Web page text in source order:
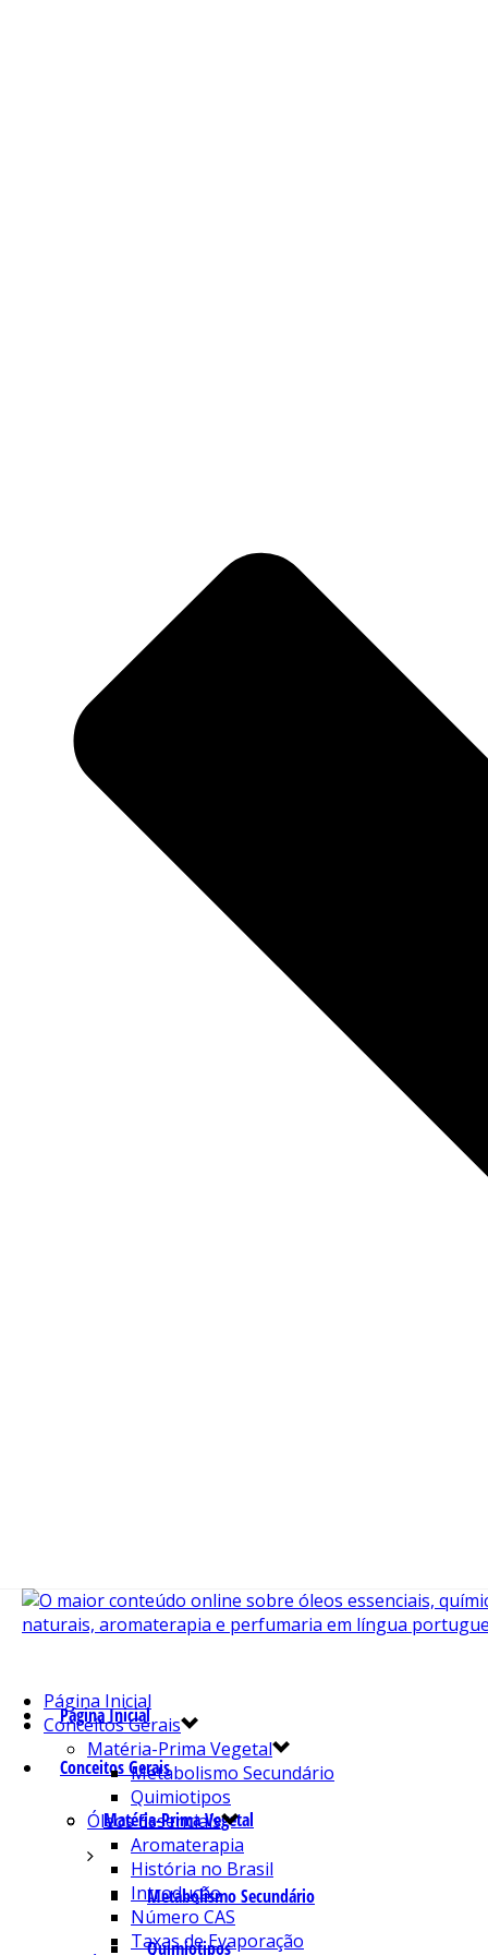
Página Inicial
Conceitos Gerais
Matéria-Prima Vegetal
Metabolismo Secundário
Quimiotipos
Página Inicial
Conceitos Gerais
Matéria-Prima Vegetal
Metabolismo Secundário
Quimiotipos
Óleos Essenciais
Aromaterapia
História no Brasil
Introdução
Número CAS
Taxas de Evaporação